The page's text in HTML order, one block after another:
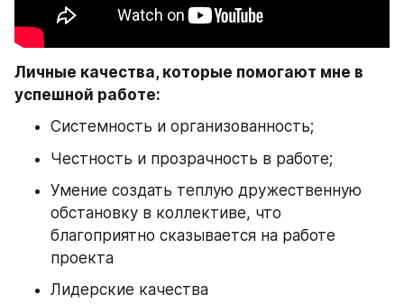
Личные качества, которые помогают мне в
успешной работе:
Системность и организованность;
Честность и прозрачность в работе;
Умение создать теплую дружественную
обстановку в коллективе, что
благоприятно сказывается на работе
проекта
Лидерские качества